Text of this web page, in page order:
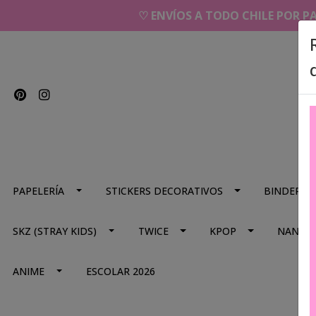
♡ ENVÍOS A TODO CHILE POR
PAPELERÍA STICKERS DECORATIVOS BINDERS
SKZ (STRAY KIDS) TWICE KPOP NANA
ANIME ESCOLAR 2026